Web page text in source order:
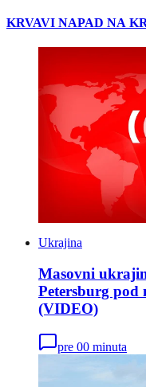
KRVAVI NAPAD NA
Ukrajina
Masovni
Petersburg pod
(VIDEO)
pre 00 minuta